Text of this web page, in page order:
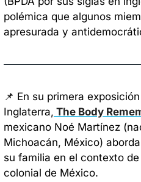
polémica que algunos
apresurada y
📌 En su primera
Inglaterra, The Body
mexicano Noé Martínez
Michoacán, México)
su familia en el contexto
colonial de México.